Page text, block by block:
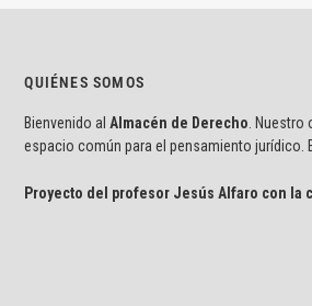
QUIÉNES SOMOS
Bienvenido al Almacén de Derecho .
espacio común para el pensamiento jurídico.
Proyecto del profesor Jesús Alfaro con la